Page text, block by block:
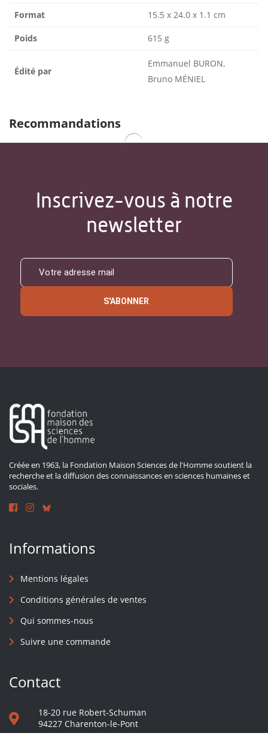
Format 15.5 x 24.0 x 1.1 cm
Poids 615 g
Édité par
Emmanuel BURON,
Bruno MÉNIEL
Recommandations
Inscrivez-vous à notre
newsletter
S'ABONNER
Créée en 1963, la Fondation Maison Sciences de l'Homme soutient la
recherche et la diffusion des connaissances en sciences humaines et
sociales.
Informations
Mentions légales
Conditions générales de ventes
Qui sommes-nous
Suivre une commande
Contact
18-20 rue Robert-Schuman
94227 Charenton-le-Pont